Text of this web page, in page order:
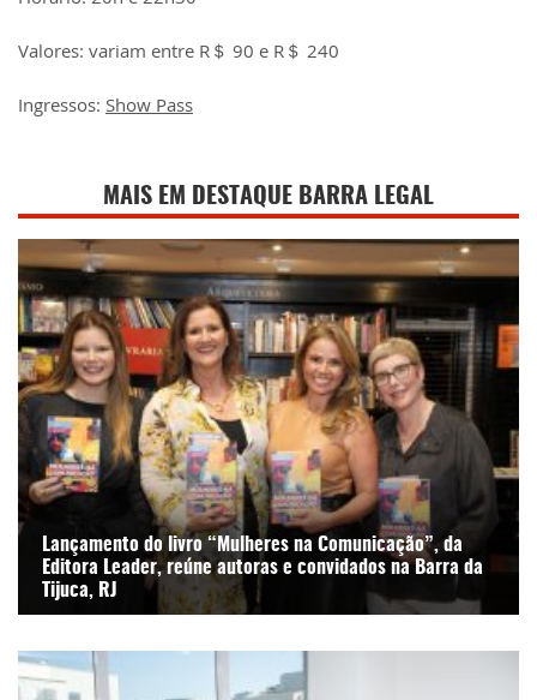
Valores: variam entre R＄ 90 e R＄ 240
Ingressos: Show Pass
MAIS EM DESTAQUE BARRA LEGAL
Lançamento do livro “Mulheres na Comunicação”, da
Editora Leader, reúne autoras e convidados na Barra da
Tijuca, RJ